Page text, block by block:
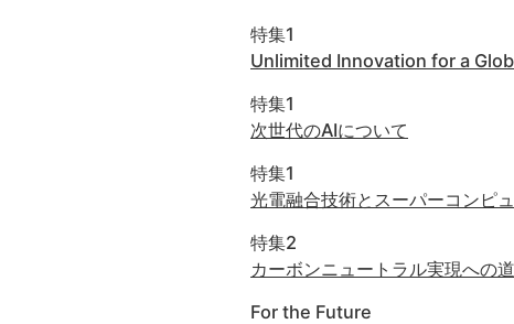
特集1
Unlimited Innovation for a
特集1
次世代のAIについて
特集1
光電融合技術とスーパーコンピ
特集2
カーボンニュートラル実現への
For the Future